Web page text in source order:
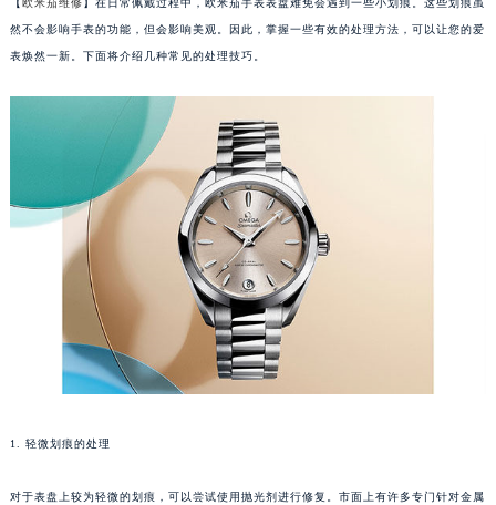
【欧米茄维修】在日常佩戴过程中，欧米茄手表表盘难免会遇到一些小划痕。这些划痕虽
然不会影响手表的功能，但会影响美观。因此，掌握一些有效的处理方法，可以让您的爱
表焕然一新。下面将介绍几种常见的处理技巧。
1. 轻微划痕的处理
对于表盘上较为轻微的划痕，可以尝试使用抛光剂进行修复。市面上有许多专门针对金属